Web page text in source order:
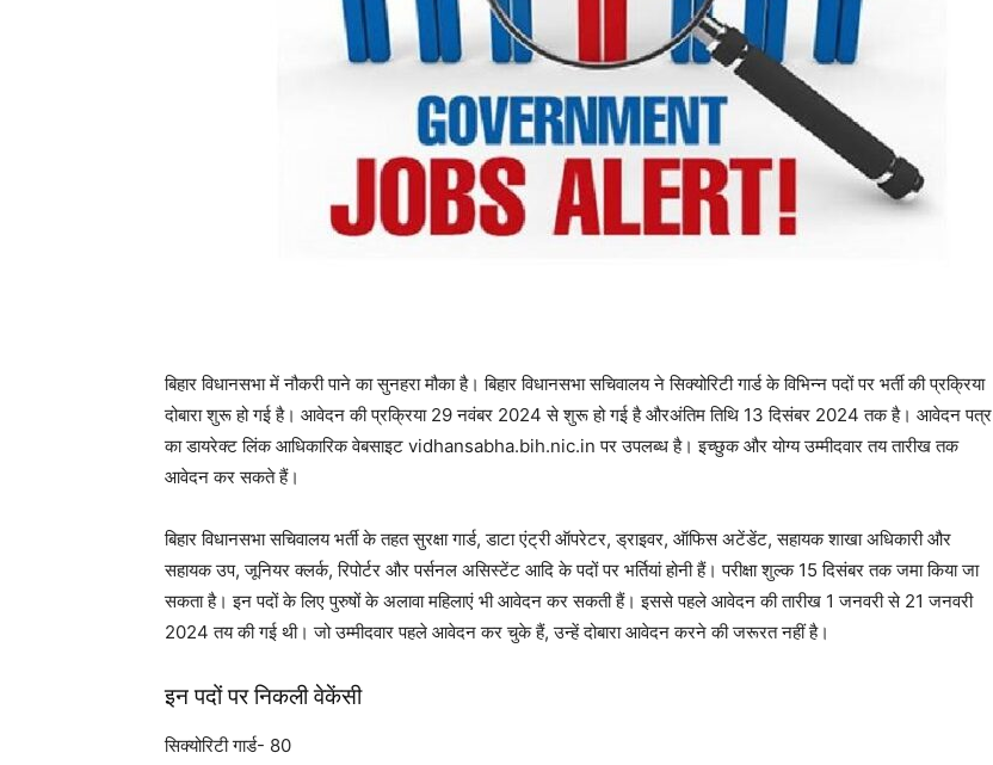
बिहार विधानसभा में नौकरी पाने का सुनहरा मौका है। बिहार विधानसभा सचिवालय ने सिक्योरिटी गार्ड के विभिन्न पदों पर भर्ती की प्रक्रिया
दोबारा शुरू हो गई है। आवेदन की प्रक्रिया 29 नवंबर 2024 से शुरू हो गई है औरअंतिम तिथि 13 दिसंबर 2024 तक है। आवेदन पत्र
का डायरेक्ट लिंक आधिकारिक वेबसाइट vidhansabha.bih.nic.in पर उपलब्ध है। इच्छुक और योग्य उम्मीदवार तय तारीख तक
आवेदन कर सकते हैं।
बिहार विधानसभा सचिवालय भर्ती के तहत सुरक्षा गार्ड, डाटा एंट्री ऑपरेटर, ड्राइवर, ऑफिस अटेंडेंट, सहायक शाखा अधिकारी और
सहायक उप, जूनियर क्लर्क, रिपोर्टर और पर्सनल असिस्टेंट आदि के पदों पर भर्तियां होनी हैं। परीक्षा शुल्क 15 दिसंबर तक जमा किया जा
सकता है। इन पदों के लिए पुरुषों के अलावा महिलाएं भी आवेदन कर सकती हैं। इससे पहले आवेदन की तारीख 1 जनवरी से 21 जनवरी
2024 तय की गई थी। जो उम्मीदवार पहले आवेदन कर चुके हैं, उन्हें दोबारा आवेदन करने की जरूरत नहीं है।
इन पदों पर निकली वेकेंसी
सिक्योरिटी गार्ड- 80